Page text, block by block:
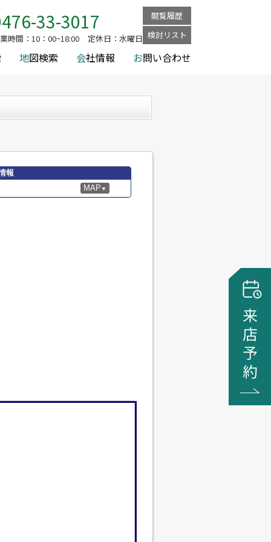
33-3017
時間： 10：00~18:00 定休日： 水曜日
閲覧履歴
検討リスト
地図検索 会社情報 お問い合わせ
里七栄南店
報
MAP ▼